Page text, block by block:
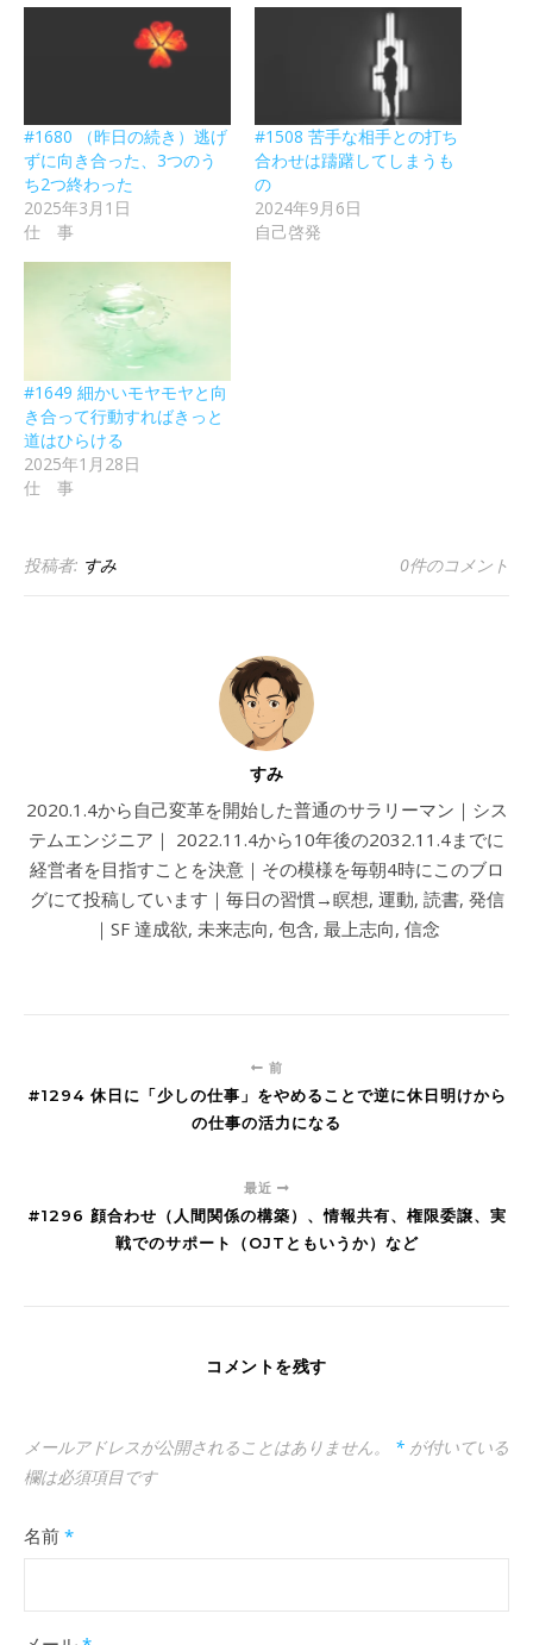
#1680 （昨日の続き）逃げ
ずに向き合った、3つのう
ち2つ終わった
2025年3月1日
仕 事
#1508 苦手な相手との打ち
合わせは躊躇してしまうも
の
2024年9月6日
自己啓発
#1649 細かいモヤモヤと向
き合って行動すればきっと
道はひらける
2025年1月28日
仕 事
投稿者: すみ 0件のコメント
すみ
2020.1.4から自己変革を開始した普通のサラリーマン｜シス
テムエンジニア｜ 2022.11.4から10年後の2032.11.4までに
経営者を目指すことを決意｜その模様を毎朝4時にこのブロ
グにて投稿しています｜毎日の習慣→瞑想, 運動, 読書, 発信
｜SF 達成欲, 未来志向, 包含, 最上志向, 信念
前
#1294 休日に「少しの仕事」をやめることで逆に休日明けから
の仕事の活力になる
最近
#1296 顔合わせ（人間関係の構築）、情報共有、権限委譲、実
戦でのサポート（OJTともいうか）など
コメントを残す
メールアドレスが公開されることはありません。 * が付いている
欄は必須項目です
名前 *